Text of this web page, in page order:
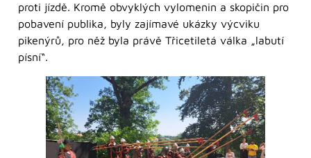
proti jízdě. Kromě obvyklých vylomenin a skopičin pro
pobavení publika, byly zajímavé ukázky výcviku
pikenýrů, pro něž byla právě Třicetiletá válka „labutí
písní“.